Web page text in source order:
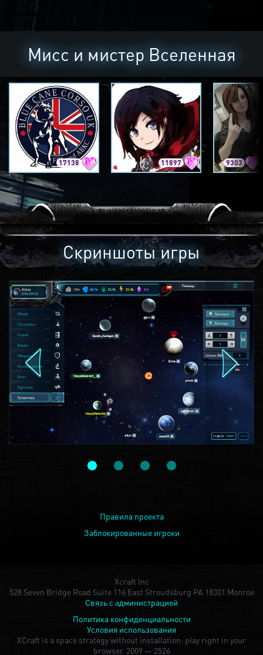
Мисс и мистер Вселенная
17138 11897 9303
Скриншоты игры
Правила проекта
Заблокированные игроки
Xcraft Inc
528 Seven Bridge Road Suite 116 East Stroudsburg PA 18301 Monroe
Связь с администрацией
Политика конфиденциальности
Условия использования
XCraft is a space strategy without installation: play right in your
browser. 2009 — 2526